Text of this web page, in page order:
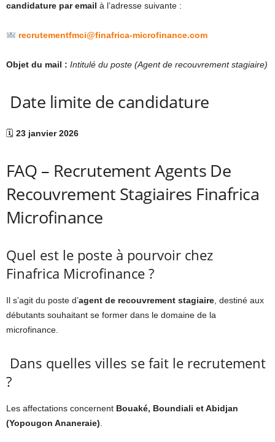
candidature par email à l’adresse suivante :
recrutementfmci@finafrica-microfinance.com
Objet du mail : Intitulé du poste (Agent de recouvrement stagiaire)
Date limite de candidature
🗓 23 janvier 2026
FAQ – Recrutement Agents De
Recouvrement Stagiaires Finafrica
Microfinance
Quel est le poste à pourvoir chez
Finafrica Microfinance ?
Il s’agit du poste d’agent de recouvrement stagiaire, destiné aux
débutants souhaitant se former dans le domaine de la
microfinance.
Dans quelles villes se fait le recrutement
?
Les affectations concernent Bouaké, Boundiali et Abidjan
(Yopougon Ananeraie).